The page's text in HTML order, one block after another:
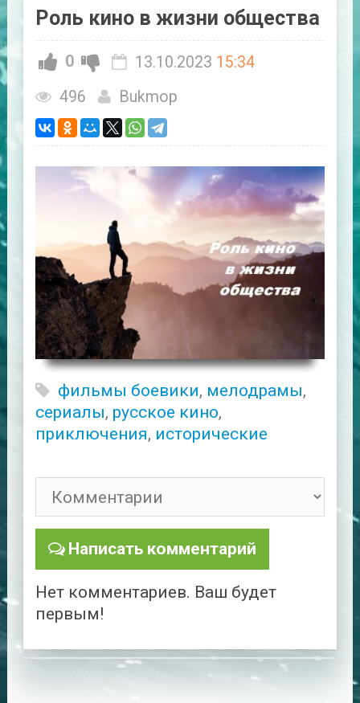
Роль кино в жизни общества
0 13.10.2023 15:34
496
Bukmop
фильмы боевики, мелодрамы,
сериалы, русское кино,
приключения, исторические
Написать комментарий
Нет комментариев. Ваш будет
первым!